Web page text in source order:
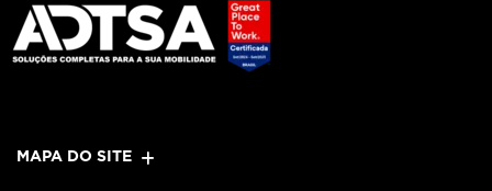
MAPA DO SITE